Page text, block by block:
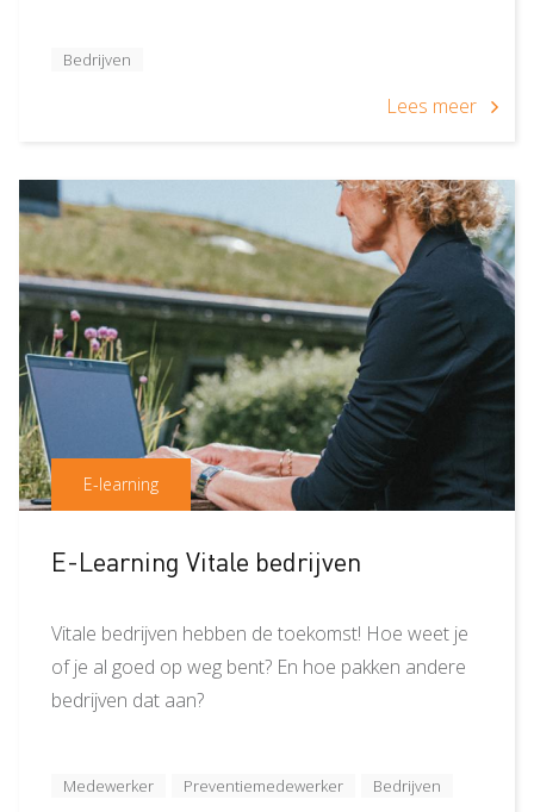
Bedrijven
Lees meer
E-learning
E-Learning Vitale bedrijven
Vitale bedrijven hebben de toekomst! Hoe weet je
of je al goed op weg bent? En hoe pakken andere
bedrijven dat aan?
Medewerker Preventiemedewerker Bedrijven